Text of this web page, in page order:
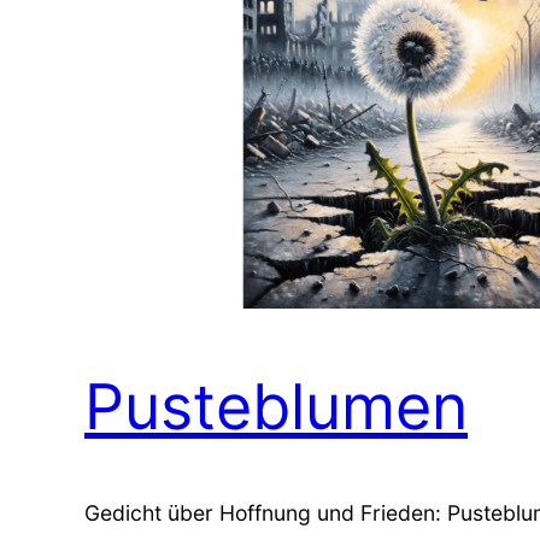
Pusteblumen
Gedicht über Hoffnung und Frieden: